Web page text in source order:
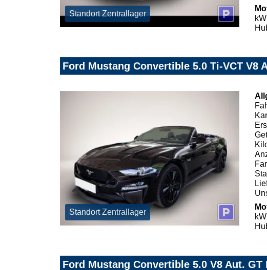
Standort Zentrallager
Ford Mustang Convertible 5.0 Ti-VCT V8
Standort Zentrallager
Ford Mustang Convertible 5.0 V8 Aut. GT